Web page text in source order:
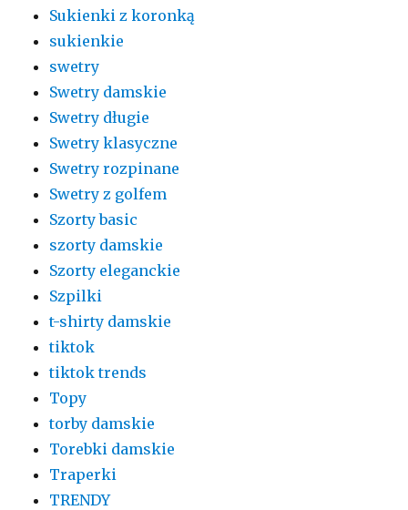
Sukienki z koronką
sukienkie
swetry
Swetry damskie
Swetry długie
Swetry klasyczne
Swetry rozpinane
Swetry z golfem
Szorty basic
szorty damskie
Szorty eleganckie
Szpilki
t-shirty damskie
tiktok
tiktok trends
Topy
torby damskie
Torebki damskie
Traperki
TRENDY